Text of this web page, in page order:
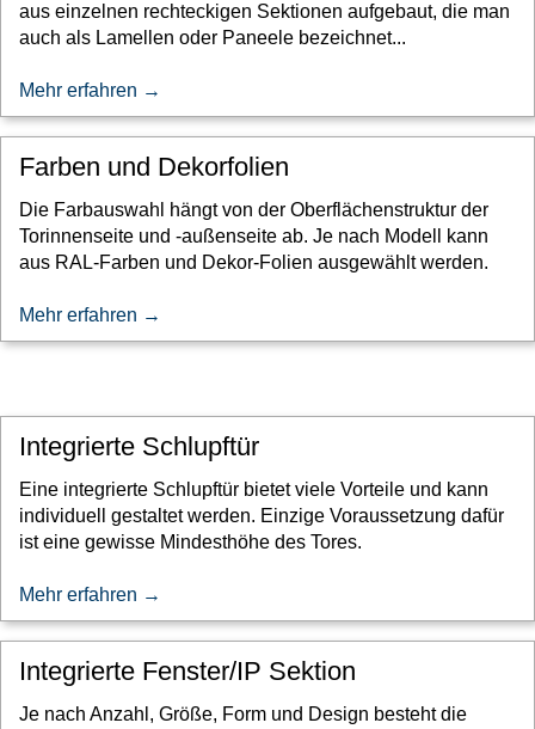
aus einzelnen rechteckigen Sektionen aufgebaut, die man
auch als Lamellen oder Paneele bezeichnet...
Mehr erfahren →
Farben und Dekorfolien
Die Farbauswahl hängt von der Oberflächenstruktur der
Torinnenseite und -außenseite ab. Je nach Modell kann
aus RAL-Farben und Dekor-Folien ausgewählt werden.
Mehr erfahren →
Integrierte Schlupftür
Eine integrierte Schlupftür bietet viele Vorteile und kann
individuell gestaltet werden. Einzige Voraussetzung dafür
ist eine gewisse Mindesthöhe des Tores.
Mehr erfahren →
Integrierte Fenster/IP Sektion
Je nach Anzahl, Größe, Form und Design besteht die